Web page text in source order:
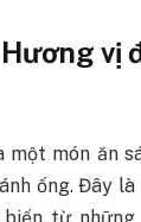
Hương vị
một món ăn
ống. Đây